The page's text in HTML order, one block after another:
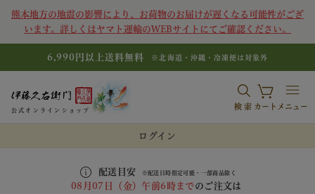
熊本地方の地震の影響により、お荷物のお届けが遅くなる可能性がござ
います。詳しくはヤマト運輸のWEBサイトにてご確認ください。
6,990円以上送料無料 ※北海道・沖縄・冷凍便は対象外
公式オンラインショップ 検索 カート メニュー
ログイン
配送目安 ※配送日時指定可能・一部商品除く
08月07日（金）午前6時までのご注文は